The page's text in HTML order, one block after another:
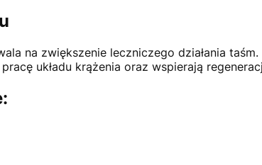
na zwiększenie leczniczego działania
układu krążenia oraz wspierają